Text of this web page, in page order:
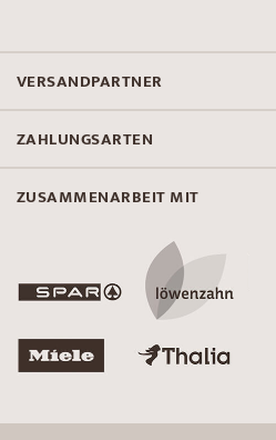
VERSANDPARTNER
ZAHLUNGSARTEN
ZUSAMMENARBEIT MIT